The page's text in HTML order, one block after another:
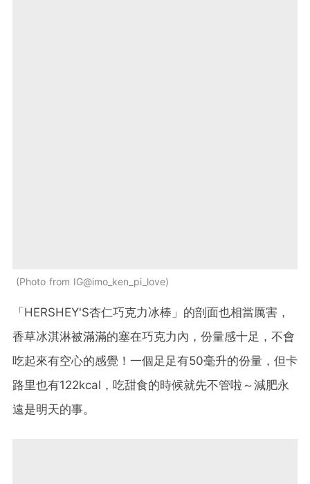
Photo from IG@imo_ken_pi_love
「HERSHEY'S杏仁巧克力冰棒」的剖面也相當厲害，
香草冰淇淋被滿滿的塞在巧克力內，份量感十足，不會
吃起來有空心的感覺！一個足足有50毫升的份量，但卡
路里也有122kcal，吃甜食的時候就先不管啦～減肥永
遠是明天的事。